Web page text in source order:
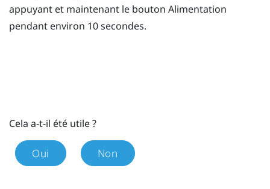
appuyant et maintenant le bouton Alimentation
pendant environ 10 secondes.
Cela a-t-il été utile ?
Oui Non